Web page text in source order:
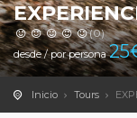
(0)
desde / por persona25
Inicio Tours